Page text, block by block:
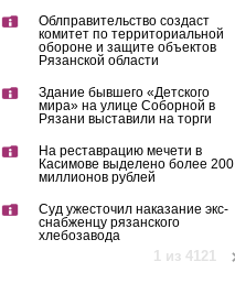
Облправительство создаст
комитет по территориальной
обороне и защите объектов
Рязанской области
Здание бывшего «Детского
мира» на улице Соборной в
Рязани выставили на торги
На реставрацию мечети в
Касимове выделено более 200
миллионов рублей
Суд ужесточил наказание экс-
снабженцу рязанского
хлебозавода
1 из 4121